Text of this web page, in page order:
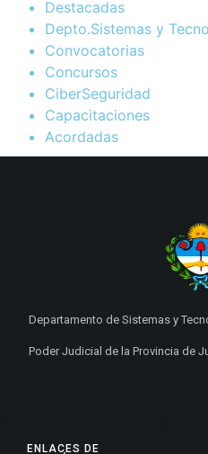
Destacadas
Depto.Sistemas y
Convocatorias
Concursos
CiberSeguridad
Capacitaciones
Acordadas
ENLACES DE
Departamento de Sistemas y
Poder Judicial de la Provincia de